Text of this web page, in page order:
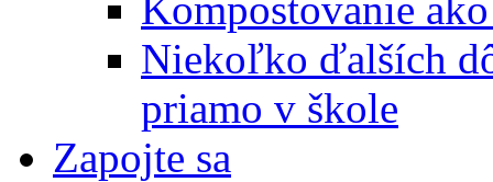
Niekoľko ďalších
priamo v škole
Zapojte sa